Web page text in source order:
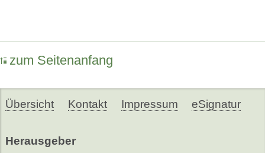
zum Seitenanfang
Übersicht Kontakt Impressum eSignatur
Herausgeber